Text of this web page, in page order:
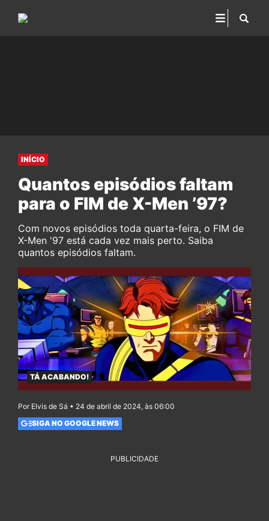
INÍCIO
Quantos episódios faltam
para o FIM de X-Men ’97?
Com novos episódios toda quarta-feira, o FIM de
X-Men '97 está cada vez mais perto. Saiba
quantos episódios faltam.
TÁ ACABANDO!
Por Elvis de Sá • 24 de abril de 2024, às 06:00
SIGA NO GOOGLE NEWS
PUBLICIDADE